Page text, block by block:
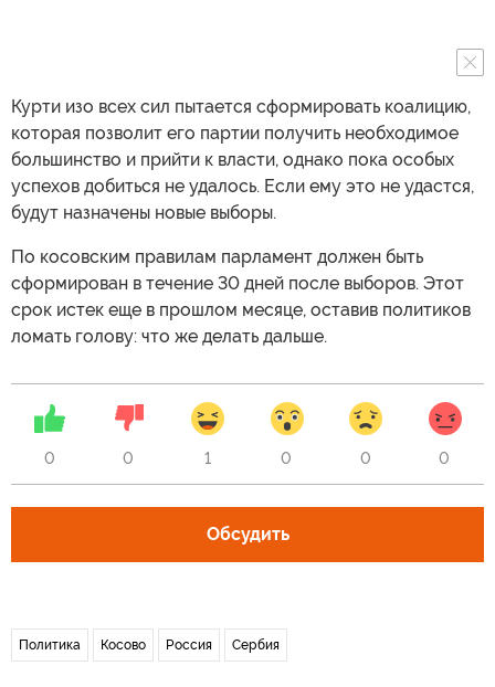
Курти изо всех сил пытается сформировать коалицию,
которая позволит его партии получить необходимое
большинство и прийти к власти, однако пока особых
успехов добиться не удалось. Если ему это не удастся,
будут назначены новые выборы.
По косовским правилам парламент должен быть
сформирован в течение 30 дней после выборов. Этот
срок истек еще в прошлом месяце, оставив политиков
ломать голову: что же делать дальше.
0 0 1 0 0 0
Обсудить
Политика Косово Россия Сербия